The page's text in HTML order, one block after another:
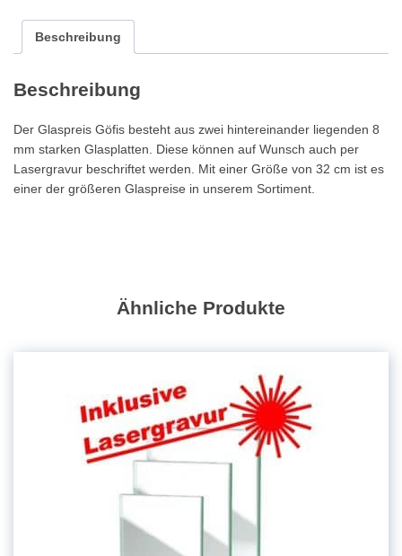
Lasergravur
GS1873
32cm
Beschreibung
Beschreibung
Der Glaspreis Göfis besteht aus zwei hintereinander liegenden 8
mm starken Glasplatten. Diese können auf Wunsch auch per
Lasergravur beschriftet werden. Mit einer Größe von 32 cm ist es
einer der größeren Glaspreise in unserem Sortiment.
Ähnliche Produkte